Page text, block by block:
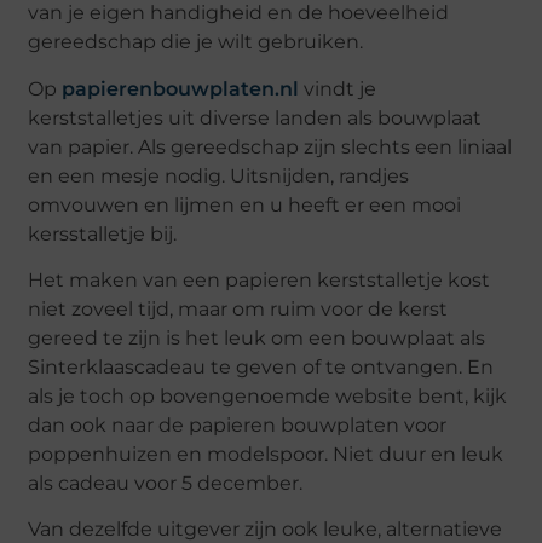
van je eigen handigheid en de hoeveelheid
gereedschap die je wilt gebruiken.
Op papierenbouwplaten.nl vindt je
kerststalletjes uit diverse landen als bouwplaat
van papier. Als gereedschap zijn slechts een liniaal
en een mesje nodig. Uitsnijden, randjes
omvouwen en lijmen en u heeft er een mooi
kersstalletje bij.
Het maken van een papieren kerststalletje kost
niet zoveel tijd, maar om ruim voor de kerst
gereed te zijn is het leuk om een bouwplaat als
Sinterklaascadeau te geven of te ontvangen. En
als je toch op bovengenoemde website bent, kijk
dan ook naar de papieren bouwplaten voor
poppenhuizen en modelspoor. Niet duur en leuk
als cadeau voor 5 december.
Van dezelfde uitgever zijn ook leuke, alternatieve